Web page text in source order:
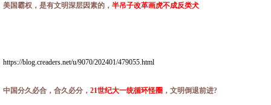
美国霸权，是有文明深层因素的， 半吊子改革画虎不成反类犬
https://blog.creaders.net/u/9070/202401/479055.html
中国分久必合，合久必分， 21世纪大一统循环怪圈 ，文明倒退前进?